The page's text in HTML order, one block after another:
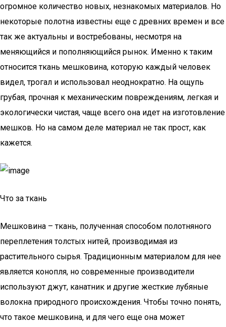
огромное количество новых, незнакомых материалов. Но
некоторые полотна известны еще с древних времен и все
так же актуальны и востребованы, несмотря на
меняющийся и пополняющийся рынок. Именно к таким
относится ткань мешковина, которую каждый человек
видел, трогал и использовал неоднократно. На ощупь
грубая, прочная к механическим повреждениям, легкая и
экологически чистая, чаще всего она идет на изготовление
мешков. Но на самом деле материал не так прост, как
кажется.
Что за ткань
Мешковина – ткань, полученная способом полотняного
переплетения толстых нитей, производимая из
растительного сырья. Традиционным материалом для нее
является конопля, но современные производители
используют джут, канатник и другие жесткие лубяные
волокна природного происхождения. Чтобы точно понять,
что такое мешковина, и для чего еще она может